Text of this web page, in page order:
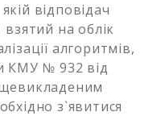
відповідач
на облік
алгоритмів,
КМУ № 932 від
з`явитися